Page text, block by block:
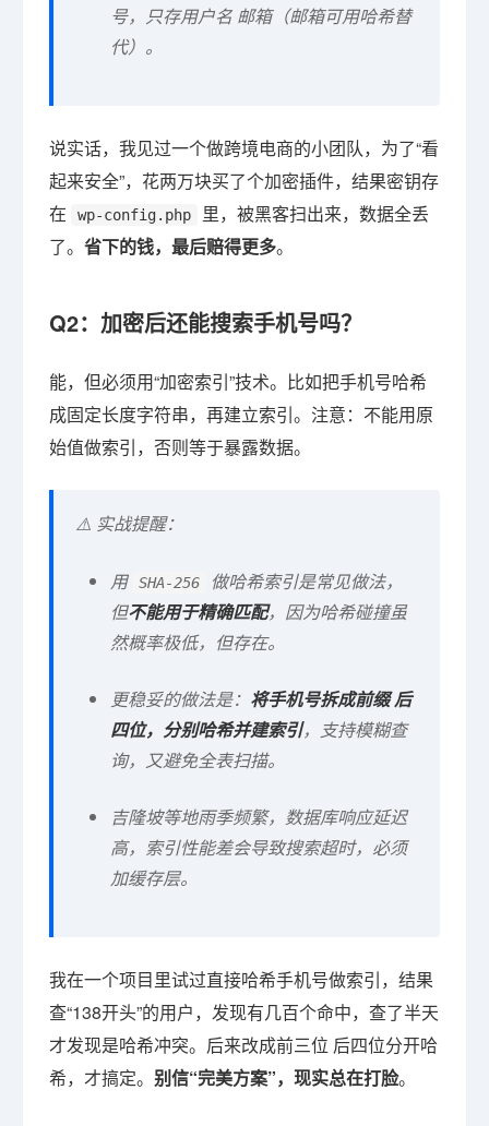
号，只存用户名 邮箱（邮箱可用哈希替
代）。
说实话，我见过一个做跨境电商的小团队，为了“看
起来安全”，花两万块买了个加密插件，结果密钥存
在
wp-config.php
里，被黑客扫出来，数据全丢
了。 省下的钱，最后赔得更多。
Q2：加密后还能搜索手机号吗？
能，但必须用“加密索引”技术。比如把手机号哈希
成固定长度字符串，再建立索引。注意：不能用原
始值做索引，否则等于暴露数据。
⚠️ 实战提醒：
用 SHA-256
做哈希索引是常见做法，
但不能用于精确匹配，因为哈希碰撞虽
然概率极低，但存在。
更稳妥的做法是： 将手机号拆成前缀 后
四位，分别哈希并建索引，支持模糊查
询，又避免全表扫描。
吉隆坡等地雨季频繁，数据库响应延迟
高，索引性能差会导致搜索超时，必须
加缓存层。
我在一个项目里试过直接哈希手机号做索引，结果
查“138开头”的用户，发现有几百个命中，查了半天
才发现是哈希冲突。后来改成前三位 后四位分开哈
希，才搞定。 别信“完美方案”，现实总在打脸。